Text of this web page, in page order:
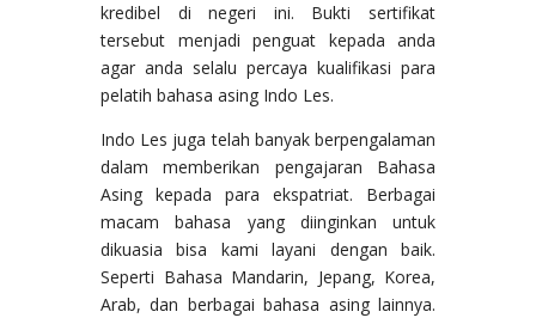
kredibel di negeri ini. Bukti sertifikat
tersebut menjadi penguat kepada anda
agar anda selalu percaya kualifikasi para
pelatih bahasa asing Indo Les.
Indo Les juga telah banyak berpengalaman
dalam memberikan pengajaran Bahasa
Asing kepada para ekspatriat. Berbagai
macam bahasa yang diinginkan untuk
dikuasia bisa kami layani dengan baik.
Seperti Bahasa Mandarin, Jepang, Korea,
Arab, dan berbagai bahasa asing lainnya.